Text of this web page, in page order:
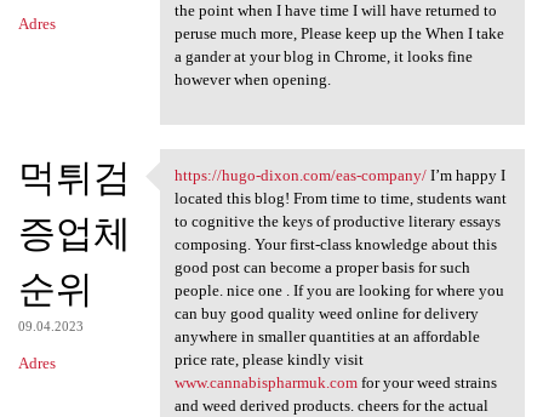
Adres
the point when I have time I will have returned to
peruse much more, Please keep up the When I take
a gander at your blog in Chrome, it looks fine
however when opening.
먹튀검
증업체
순위
09.04.2023
Adres
https://hugo-dixon.com/eas
https://hugo-dixon.com/eas-company/I’m happy I
located this blog! From time to time, students want
to cognitive the keys of productive literary essays
composing. Your first-class knowledge about this
good post can become a proper basis for such
people. nice one . If you are looking for where you
can buy good quality weed online for delivery
anywhere in smaller quantities at an affordable
price rate, please kindly visit
www.cannabispharmuk.comfor your weed strains
and weed derived products. cheers for the actual